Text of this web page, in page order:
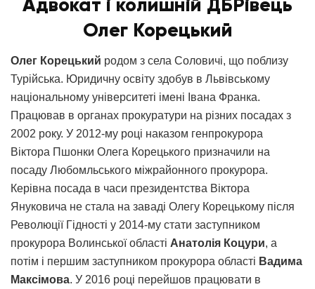
Олег Корецький
Олег Корецький родом з села Соловичі, що поблизу
Турійська. Юридичну освіту здобув в Львівському
національному університеті імені Івана Франка.
Працював в органах прокуратури на різних посадах з
2002 року. У 2012-му році наказом генпрокурора
Віктора Пшонки Олега Корецького призначили на
посаду Любомльського міжрайонного прокурора.
Керівна посада в часи президентства Віктора
Януковича не стала на заваді Олегу Корецькому після
Революції Гідності у 2014-му стати заступником
прокурора Волинської області Анатолія Коцури, а
потім і першим заступником прокурора області Вадима
Максімова. У 2016 році перейшов працювати в